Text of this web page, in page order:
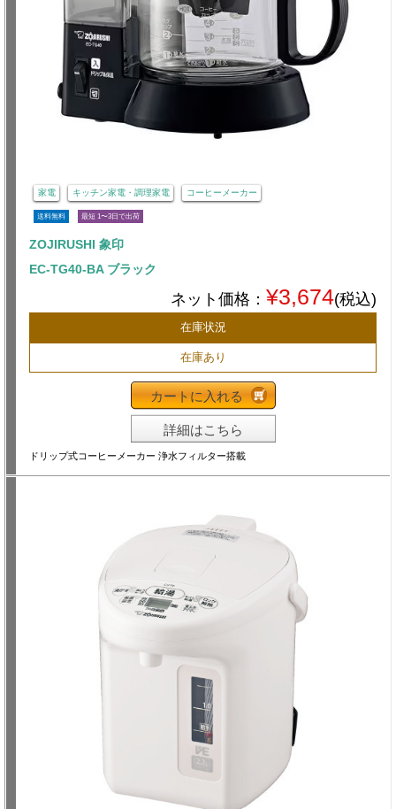
家電 キッチン家電・調理家電 コーヒーメーカー
送料無料 最短 1〜3日で出荷
ZOJIRUSHI 象印
EC-TG40-BA ブラック
ネット価格： ¥3,674(税込)
在庫状況
在庫あり
カートに入れる
詳細はこちら
ドリップ式コーヒーメーカー 浄水フィルター搭載